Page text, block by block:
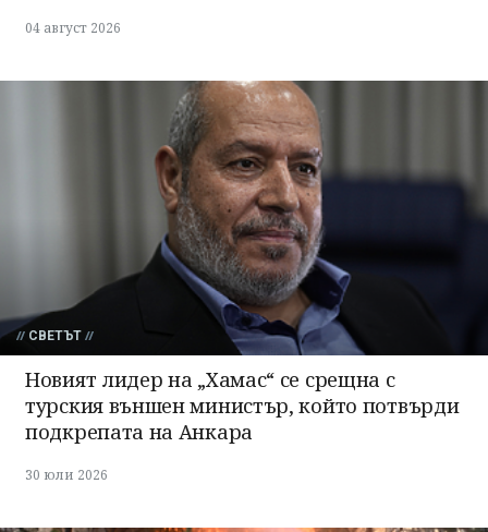
04 август 2026
СВЕТЪТ
Новият лидер на „Хамас“ се срещна с
турския външен министър, който потвърди
подкрепата на Анкара
30 юли 2026